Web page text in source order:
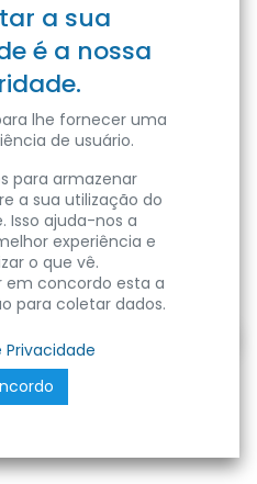
persiana 230V
a sua
é a nossa
lhe fornecer uma
de usuário.
para armazenar
a sua utilização do
Isso ajuda-nos a
experiência e
o que vê.
em concordo esta a
para coletar dados.
Privacidade